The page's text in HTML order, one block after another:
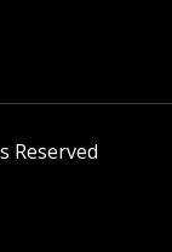
Reserved